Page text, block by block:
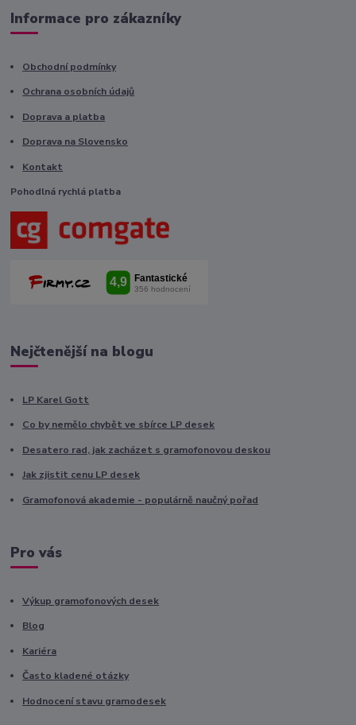
Informace pro zákazníky
Obchodní podmínky
Ochrana osobních údajů
Doprava a platba
Doprava na Slovensko
Kontakt
Pohodlná rychlá platba
Nejčtenější na blogu
LP Karel Gott
Co by nemělo chybět ve sbírce LP desek
Desatero rad, jak zacházet s gramofonovou deskou
Jak zjistit cenu LP desek
Gramofonová akademie - populárně naučný pořad
Pro vás
Výkup gramofonových desek
Blog
Kariéra
Často kladené otázky
Hodnocení stavu gramodesek